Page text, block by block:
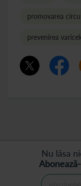
promovarea
prevenirea
Nu lăsa